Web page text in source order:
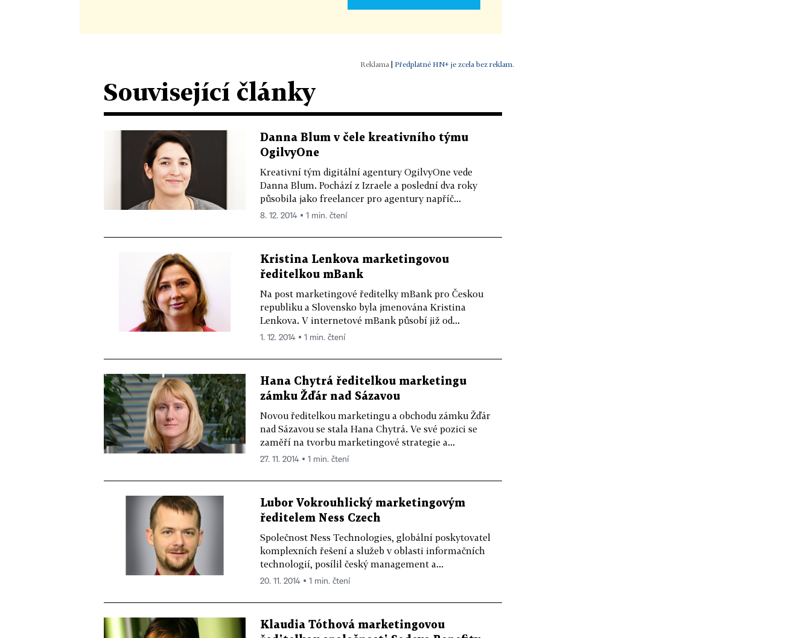
| Předplatné HN+ je zcela bez reklam.
Související články
Danna Blum v čele kreativního týmu
OgilvyOne
Kreativní tým digitální agentury OgilvyOne vede
Danna Blum. Pochází z Izraele a poslední dva roky
působila jako freelancer pro agentury napříč...
8. 12. 2014 ▪ 1 min. čtení
Kristina Lenkova marketingovou
ředitelkou mBank
Na post marketingové ředitelky mBank pro Českou
republiku a Slovensko byla jmenována Kristina
Lenkova. V internetové mBank působí již od...
1. 12. 2014 ▪ 1 min. čtení
Hana Chytrá ředitelkou marketingu
zámku Žďár nad Sázavou
Novou ředitelkou marketingu a obchodu zámku Žďár
nad Sázavou se stala Hana Chytrá. Ve své pozici se
zaměří na tvorbu marketingové strategie a...
27. 11. 2014 ▪ 1 min. čtení
Lubor Vokrouhlický marketingovým
ředitelem Ness Czech
Společnost Ness Technologies, globální poskytovatel
komplexních řešení a služeb v oblasti informačních
technologií, posílil český management a...
20. 11. 2014 ▪ 1 min. čtení
Klaudia Tóthová marketingovou